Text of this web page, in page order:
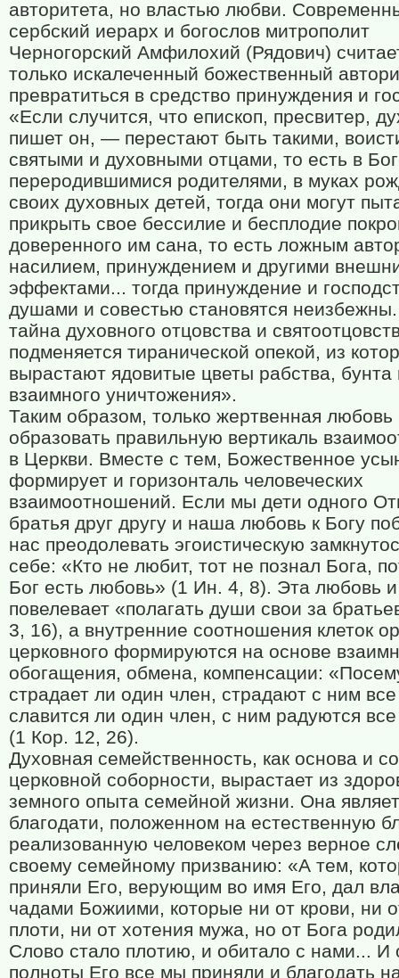
авторитета, но властью любви.
сербский иерарх и богослов митрополит
Черногорский Амфилохий (Рядович)
только искалеченный божественный
превратиться в средство принуждения и
«Если случится, что епископ, пресвитер,
пишет он, — перестают быть такими,
святыми и духовными отцами, то есть в
переродившимися родителями, в муках
своих духовных детей, тогда они могут
прикрыть свое бессилие и бесплодие
доверенного им сана, то есть ложным
насилием, принуждением и другими
эффектами... тогда принуждение и
душами и совестью становятся
тайна духовного отцовства и
подменяется тиранической опекой, из
вырастают ядовитые цветы рабства, бунта
взаимного уничтожения».
Таким образом, только жертвенная
образовать правильную вертикаль
в Церкви. Вместе с тем, Божественное
формирует и горизонталь человеческих
взаимоотношений. Если мы дети одного
братья друг другу и наша любовь к Богу
нас преодолевать эгоистическую
себе: «Кто не любит, тот не познал Бога,
Бог есть любовь» (1 Ин. 4, 8). Эта любовь и
повелевает «полагать души свои за
3, 16), а внутренние соотношения клеток
церковного формируются на основе
обогащения, обмена, компенсации:
страдает ли один член, страдают с ним
славится ли один член, с ним радуются
(1 Кор. 12, 26).
Духовная семейственность, как основа и
церковной соборности, вырастает из
земного опыта семейной жизни. Она
благодати, положенном на естественную
реализованную человеком через верное
своему семейному призванию: «А тем,
приняли Его, верующим во имя Его, дал
чадами Божиими, которые ни от крови, ни
плоти, ни от хотения мужа, но от Бога
Слово стало плотию, и обитало с нами... И
полноты Его все мы приняли и благодать